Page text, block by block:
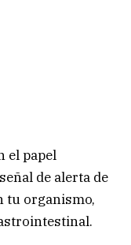
el papel
de alerta de
tu organismo,